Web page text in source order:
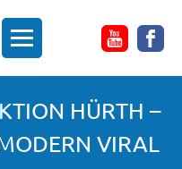
HÜRTH –
VIRAL